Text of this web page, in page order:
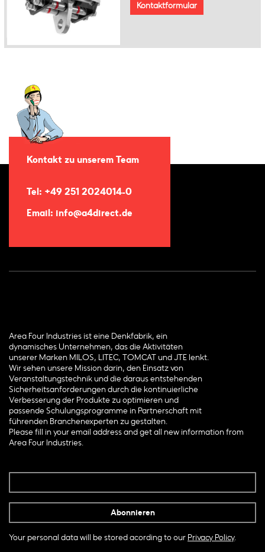
Kontaktformular
Kontakt zu unserem Team
Tel: +49 251 2024014-0
Email: info@a4direct.de
Area Four Industries ist eine Denkfabrik, ein
dynamisches Unternehmen, das die Aktivitäten
unserer Marken MILOS, LITEC, TOMCAT und JTE lenkt.
Wir sehen unsere Mission darin, den Einsatz von
Veranstaltungstechnik und die daraus entstehenden
Sicherheitsanforderungen durch die kontinuierliche
Verbesserung der Produkte zu optimieren und
passende Schulungsprogramme in Partnerschaft mit
führenden Branchenexperten zu gestalten.
Please fill in your email address and get all new information from
Area Four Industries.
Your personal data will be stored acording to our Privacy Policy.